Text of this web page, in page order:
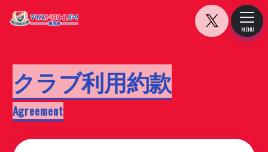
MENU
CLOSE
マリノ
クラブ利用約款
Agreement